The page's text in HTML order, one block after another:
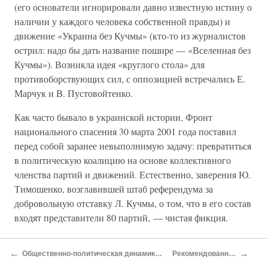
(его основатели игнорировали давно известную истину о
наличии у каждого человека собственной правды) и
движение «Украина без Кучмы» (кто-то из журналистов
острил: надо бы дать название пошире — «Вселенная без
Кучмы»). Возникла идея «круглого стола» для
противоборствующих сил, с оппозицией встречались Е.
Марчук и В. Пустовойтенко.
Как часто бывало в украинской истории, Фронт
национального спасения 30 марта 2001 года поставил
перед собой заранее невыполнимую задачу: превратиться
в политическую коалицию на основе коллективного
членства партий и движений. Естественно, заверения Ю.
Тимошенко, возглавившей штаб референдума за
добровольную отставку Л. Кучмы, о том, что в его состав
входят представители 80 партий, — чистая фикция.
С отставкой 26 апреля В. Ющенко и избранием на эту
должность председателя Украинского союза
← Общественно-политическая динамика жизни украинского общества Рекомендованная литература →